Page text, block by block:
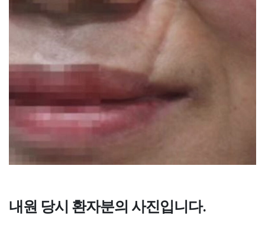
내원 당시 환자분의 사진입니다.